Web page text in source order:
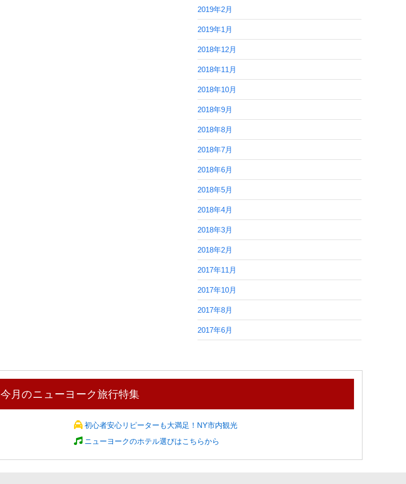
2019年2月
2019年1月
2018年12月
2018年11月
2018年10月
2018年9月
2018年8月
2018年7月
2018年6月
2018年5月
2018年4月
2018年3月
2018年2月
2017年11月
2017年10月
2017年8月
2017年6月
今月のニューヨーク旅行特集
初心者安心リピーターも大満足！NY市内観光
ニューヨークのホテル選びはこちらから